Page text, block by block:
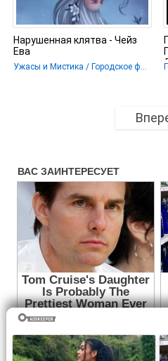
Нарушенная клятва - Чейз
Ева
Ужасы и Мистика / Городское фэнтези / Иностранное фэнтези